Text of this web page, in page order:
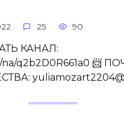
25 90
КАНАЛ:
q2b2D0R661a0 📨